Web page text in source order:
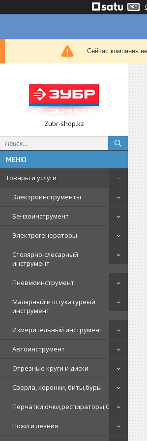
Сейчас компания
Zubr-shop.kz
Товары и услуги
Электроинструменты
Бензоинструмент
Электрогенераторы
Столярно-слесарный
инструмент
Пневмоинструмент
Малярный и штукатурный
инструмент
Измерительный инструмент
Автоинструмент
Отрезные круги и диски
Сверла, коронки, биты,буры
Перчатки,очки,респираторы,СИЗ
Ножи и лезвия